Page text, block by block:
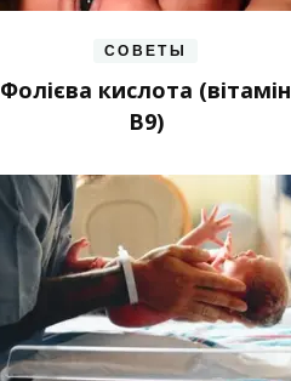
СОВЕТЫ
Фолієва кислота (вітамін
В9)